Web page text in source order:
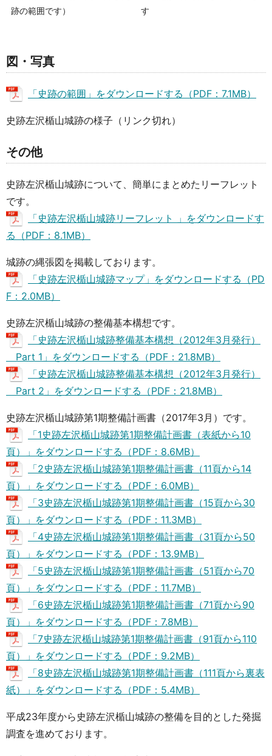
跡の範囲です）
す
図・写真
「史跡の範囲」をダウンロードする（PDF：7.1MB）
史跡左沢楯山城跡の様子（リンク切れ）
その他
史跡左沢楯山城跡について、簡単にまとめたリーフレット
です。
「史跡左沢楯山城跡リーフレット 」をダウンロードす
る（PDF：8.1MB）
城跡の縄張図を掲載しております。
「史跡左沢楯山城跡マップ」をダウンロードする（PD
F：2.0MB）
史跡左沢楯山城跡の整備基本構想です。
「史跡左沢楯山城跡整備基本構想（2012年3月発行）
Part 1」をダウンロードする（PDF：21.8MB）
「史跡左沢楯山城跡整備基本構想（2012年3月発行）
Part 2」をダウンロードする（PDF：21.8MB）
史跡左沢楯山城跡第1期整備計画書（2017年3月）です。
「1史跡左沢楯山城跡第1期整備計画書（表紙から10
頁）」をダウンロードする（PDF：8.6MB）
「2史跡左沢楯山城跡第1期整備計画書（11頁から14
頁）」をダウンロードする（PDF：6.0MB）
「3史跡左沢楯山城跡第1期整備計画書（15頁から30
頁）」をダウンロードする（PDF：11.3MB）
「4史跡左沢楯山城跡第1期整備計画書（31頁から50
頁）」をダウンロードする（PDF：13.9MB）
「5史跡左沢楯山城跡第1期整備計画書（51頁から70
頁）」をダウンロードする（PDF：11.7MB）
「6史跡左沢楯山城跡第1期整備計画書（71頁から90
頁）」をダウンロードする（PDF：7.8MB）
「7史跡左沢楯山城跡第1期整備計画書（91頁から110
頁）」をダウンロードする（PDF：9.2MB）
「8史跡左沢楯山城跡第1期整備計画書（111頁から裏表
紙）」をダウンロードする（PDF：5.4MB）
平成23年度から史跡左沢楯山城跡の整備を目的とした発掘
調査を進めております。